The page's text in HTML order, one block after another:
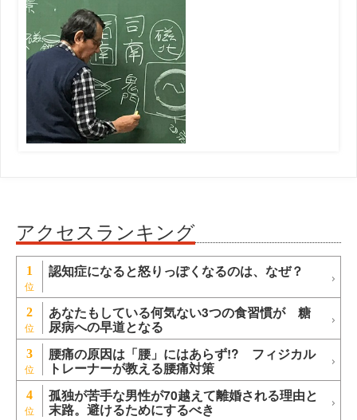
アクセスランキング
1 認知症になると怒りっぽくなるのは、なぜ？
2 あなたもしている何気ない3つの食習慣が 糖
尿病への早道となる
3 腰痛の原因は「腰」にはあらず!? フィジカル
トレーナーが教える腰痛対策
4 孤独が苦手な男性が70越えて離婚される理由と
末路。避けるためにするべき